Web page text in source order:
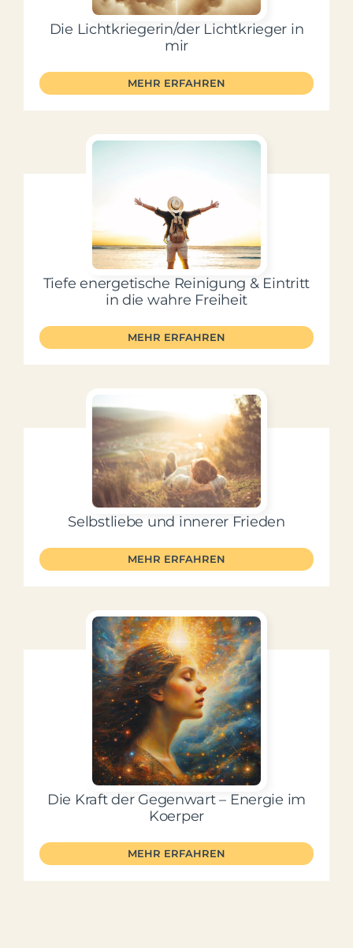
Die Lichtkriegerin/der Lichtkrieger in
mir
MEHR ERFAHREN
Tiefe energetische Reinigung & Eintritt
in die wahre Freiheit
MEHR ERFAHREN
Selbstliebe und innerer Frieden
MEHR ERFAHREN
Die Kraft der Gegenwart – Energie im
Koerper
MEHR ERFAHREN